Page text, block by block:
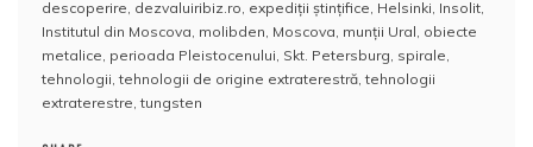
b
o
o
st r
dI
n
a
c
t
A
p
o
aj
e
a
descoperire dezvaluiribiz.ro expediţii ştinţifice Helsinki Insolit
Institutul din Moscova molibden Moscova munţii Ural obiecte
metalice perioada Pleistocenului Skt. Petersburg spirale
tehnologii ,tehnologii de origine extraterestră ,tehnologii
extraterestre ,tungsten